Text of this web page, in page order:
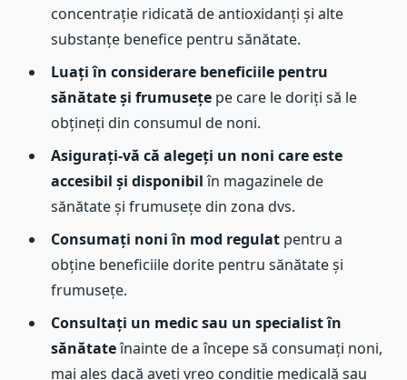
concentrație ridicată de antioxidanți și alte
substanțe benefice pentru sănătate.
Luați în considerare beneficiile pentru
sănătate și frumusețe pe care le doriți să le
obțineți din consumul de noni.
Asigurați-vă că alegeți un noni care este
accesibil și disponibilîn magazinele de
sănătate și frumusețe din zona dvs.
Consumați noni în mod regulat pentru a
obține beneficiile dorite pentru sănătate și
frumusețe.
Consultați un medic sau un specialist în
sănătateînainte de a începe să consumați noni,
mai ales dacă aveți vreo condiție medicală sau